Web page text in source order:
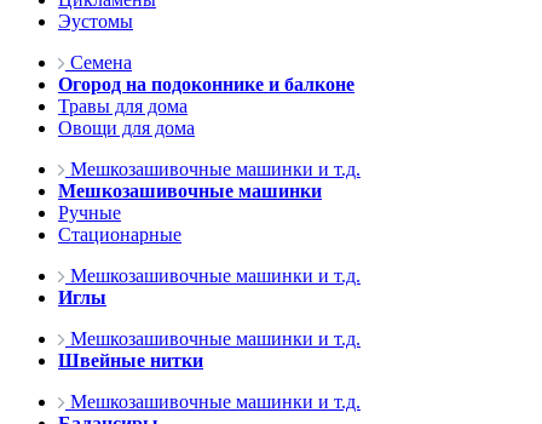
Эустомы
Семена
Огород на подоконнике и балконе
Травы для дома
Овощи для дома
Мешкозашивочные машинки и т.д.
Мешкозашивочные машинки
Ручные
Стационарные
Мешкозашивочные машинки и т.д.
Иглы
Мешкозашивочные машинки и т.д.
Швейные нитки
Мешкозашивочные машинки и т.д.